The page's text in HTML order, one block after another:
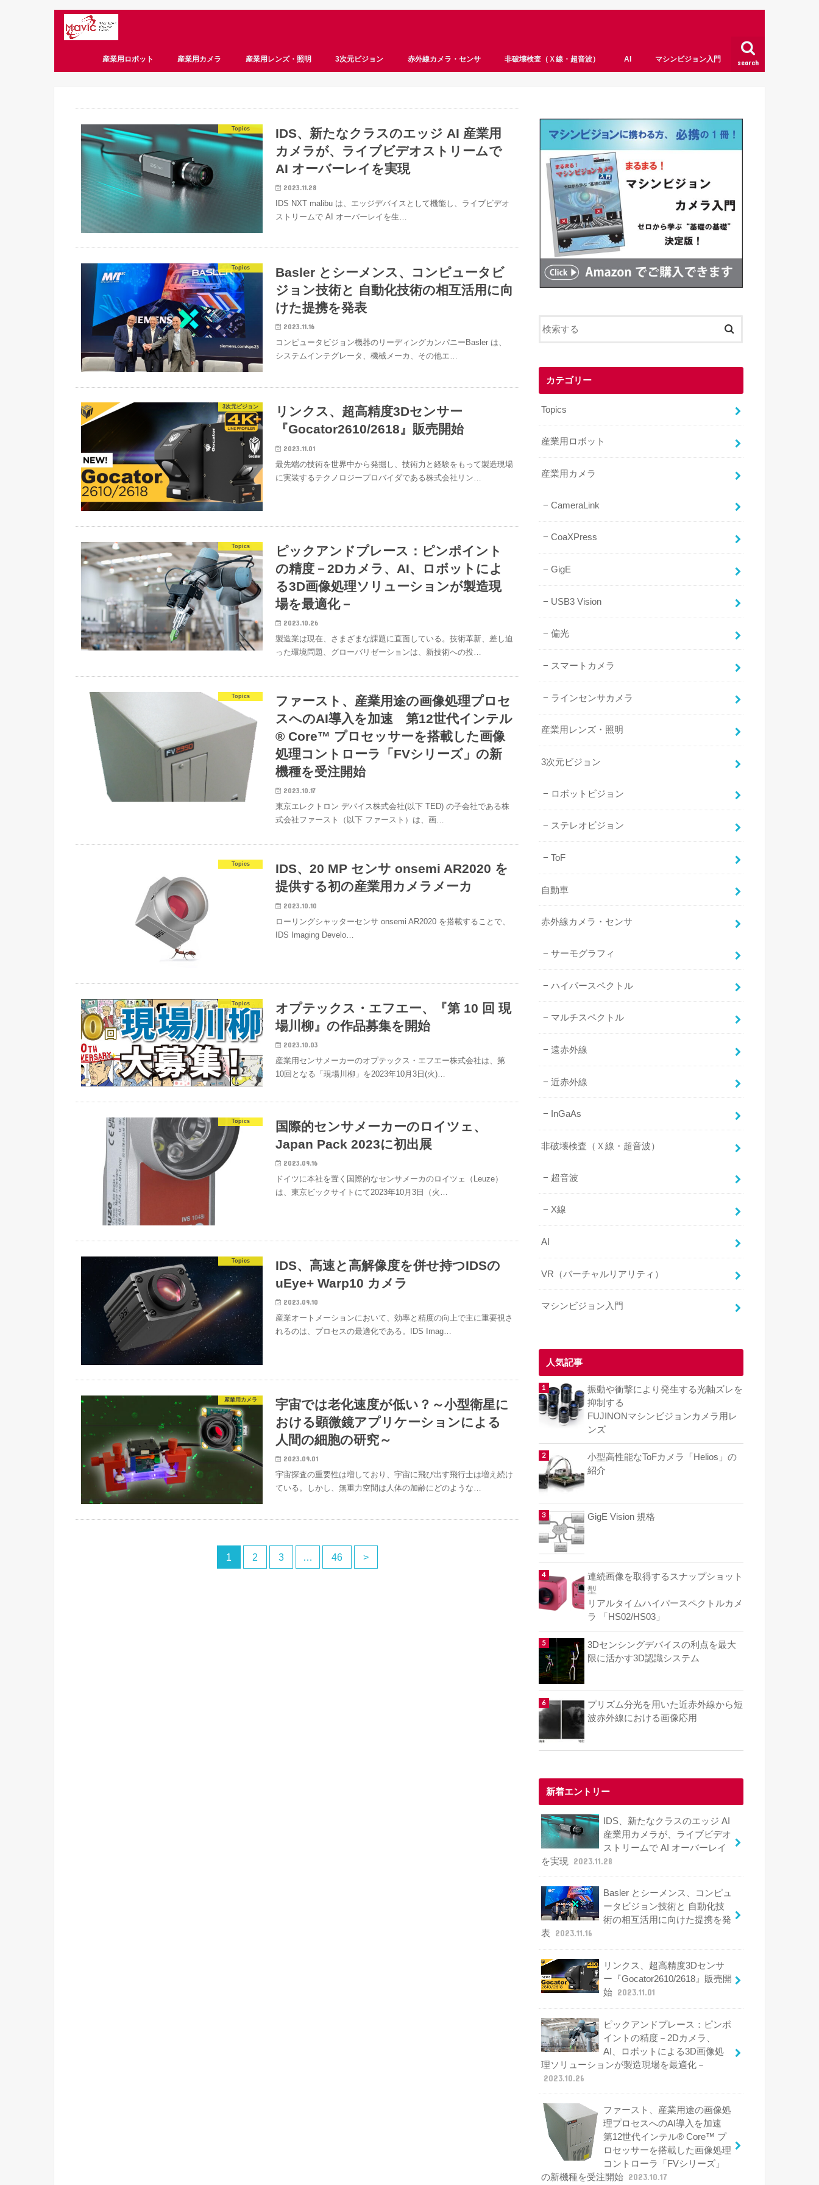
search
産業用ロボット 産業用カメラ 産業用レンズ・照明 3次元ビジョン 赤外線カメラ・センサ 非破壊検査（Ｘ線・超音波） AI マシンビジョン入門
Topics
IDS、新たなクラスのエッジ AI 産業用
カメラが、ライブビデオストリームで
AI オーバーレイを実現
2023.11.28
IDS NXT malibu は、エッジデバイスとして機能し、ライブビデオ
ストリームで AI オーバーレイを生…
Topics
Basler とシーメンス、コンピュータビ
ジョン技術と 自動化技術の相互活用に向
けた提携を発表
2023.11.16
コンピュータビジョン機器のリーディングカンパニーBasler は、
システムインテグレータ、機械メーカ、その他エ…
3次元ビジョン
リンクス、超高精度3Dセンサー
『Gocator2610/2618』販売開始
2023.11.01
最先端の技術を世界中から発掘し、技術力と経験をもって製造現場
に実装するテクノロジープロバイダである株式会社リン…
Topics
ピックアンドプレース：ピンポイント
の精度－2Dカメラ、AI、ロボットによ
る3D画像処理ソリューションが製造現
場を最適化－
2023.10.26
製造業は現在、さまざまな課題に直面している。技術革新、差し迫
った環境問題、グローバリゼーションは、新技術への投…
Topics
ファースト、産業用途の画像処理プロセ
スへのAI導入を加速 第12世代インテル
® Core™ プロセッサーを搭載した画像
処理コントローラ「FVシリーズ」の新
機種を受注開始
2023.10.17
東京エレクトロン デバイス株式会社(以下 TED) の子会社である株
式会社ファースト（以下 ファースト）は、画…
Topics
IDS、20 MP センサ onsemi AR2020 を
提供する初の産業用カメラメーカ
2023.10.10
ローリングシャッターセンサ onsemi AR2020 を搭載することで、
IDS Imaging Develo…
Topics
オプテックス・エフエー、『第 10 回 現
場川柳』の作品募集を開始
2023.10.03
産業用センサメーカーのオプテックス・エフエー株式会社は、第
10回となる「現場川柳」を2023年10月3日(火)…
Topics
国際的センサメーカーのロイツェ、
Japan Pack 2023に初出展
2023.09.16
ドイツに本社を置く国際的なセンサメーカのロイツェ（Leuze）
は、東京ビックサイトにて2023年10月3日（火…
Topics
IDS、高速と高解像度を併せ持つIDSの
uEye+ Warp10 カメラ
2023.09.10
産業オートメーションにおいて、効率と精度の向上で主に重要視さ
れるのは、プロセスの最適化である。IDS Imag…
産業用カメラ
宇宙では老化速度が低い？～小型衛星に
おける顕微鏡アプリケーションによる
人間の細胞の研究～
2023.09.01
宇宙探査の重要性は増しており、宇宙に飛び出す飛行士は増え続け
ている。しかし、無重力空間は人体の加齢にどのような…
1 2 3 … 46 >
カテゴリー
Topics
産業用ロボット
産業用カメラ
CameraLink
CoaXPress
GigE
USB3 Vision
偏光
スマートカメラ
ラインセンサカメラ
産業用レンズ・照明
3次元ビジョン
ロボットビジョン
ステレオビジョン
ToF
自動車
赤外線カメラ・センサ
サーモグラフィ
ハイパースペクトル
マルチスペクトル
遠赤外線
近赤外線
InGaAs
非破壊検査（Ｘ線・超音波）
超音波
X線
AI
VR（バーチャルリアリティ）
マシンビジョン入門
人気記事
振動や衝撃により発生する光軸ズレを
抑制する
FUJINONマシンビジョンカメラ用レ
ンズ
小型高性能なToFカメラ「Helios」の
紹介
GigE Vision 規格
連続画像を取得するスナップショット
型
リアルタイムハイパースペクトルカメ
ラ 「HS02/HS03」
3Dセンシングデバイスの利点を最大
限に活かす3D認識システム
プリズム分光を用いた近赤外線から短
波赤外線における画像応用
新着エントリー
IDS、新たなクラスのエッジ AI
産業用カメラが、ライブビデオ
ストリームで AI オーバーレイ
を実現
2023.11.28
Basler とシーメンス、コンピュ
ータビジョン技術と 自動化技
術の相互活用に向けた提携を発
表
2023.11.16
リンクス、超高精度3Dセンサ
ー『Gocator2610/2618』販売開
始 2023.11.01
ピックアンドプレース：ピンポ
イントの精度－2Dカメラ、
AI、ロボットによる3D画像処
理ソリューションが製造現場を最適化－
2023.10.26
ファースト、産業用途の画像処
理プロセスへのAI導入を加速
第12世代インテル® Core™ プ
ロセッサーを搭載した画像処理
コントローラ「FVシリーズ」
の新機種を受注開始 2023.10.17